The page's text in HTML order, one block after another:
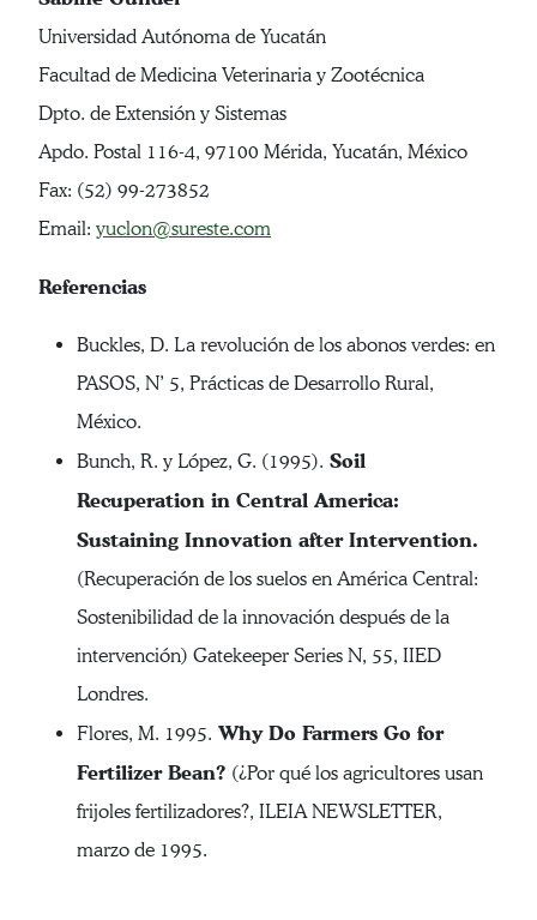
Universidad Autónoma de Yucatán
Facultad de Medicina Veterinaria y Zootécnica
Dpto. de Extensión y Sistemas
Apdo. Postal 116-4, 97100 Mérida, Yucatán, México
Fax: (52) 99-273852
Email: yuclon@sureste.com
Referencias
Buckles, D. La revolución de los abonos verdes: en
PASOS, N’ 5, Prácticas de Desarrollo Rural,
México.
Bunch, R. y López, G. (1995). Soil
Recuperation in Central America:
Sustaining Innovation after Intervention.
(Recuperación de los suelos en América Central:
Sostenibilidad de la innovación después de la
intervención) Gatekeeper Series N, 55, IIED
Londres.
Flores, M. 1995. Why Do Farmers Go for
Fertilizer Bean? (¿Por qué los agricultores usan
frijoles fertilizadores?, ILEIA NEWSLETTER,
marzo de 1995.